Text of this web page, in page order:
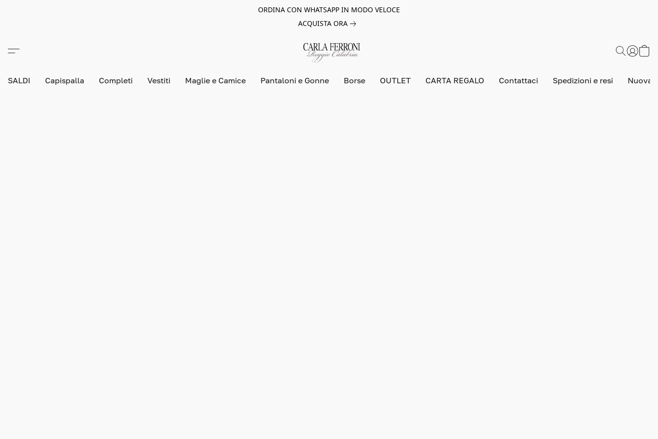
ORDINA CON WHATSAPP IN MODO VELOCE
ACQUISTA ORA
SALDI Capispalla Completi Vestiti Maglie e Camice Pantaloni e Gonne Borse OUTLET CARTA REGALO Contattaci Spedizioni e resi Nuova